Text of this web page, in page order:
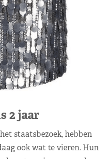
2 jaar
staatsbezoek, hebben
ook wat te vieren. Hun